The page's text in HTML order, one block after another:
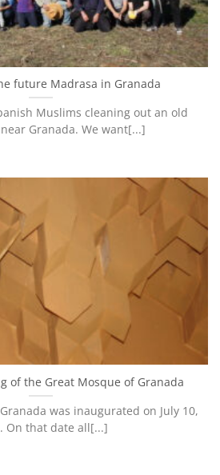
future Madrasa in Granada
Muslims cleaning out an old
Granada. We want[...]
of the Great Mosque of Granada
was inaugurated on July 10,
On that date all[...]